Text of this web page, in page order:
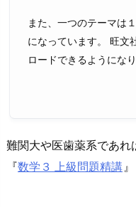
また、一つのテーマは
になっています。 旺文
ロードできるようになり
難関大や医歯薬系であれ
『数学３ 上級問題精講